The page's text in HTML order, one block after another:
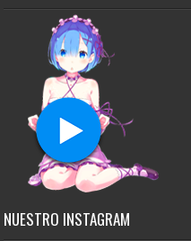
NUESTRO INSTAGRAM